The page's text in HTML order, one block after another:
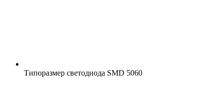
Типоразмер светодиода SMD 5060